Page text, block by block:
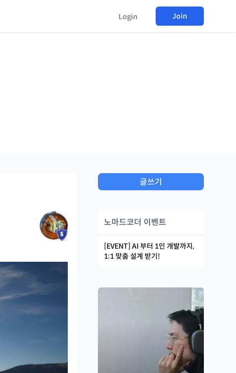
Login Join
글쓰기
노마드코더 이벤트
[EVENT] AI 부터 1인 개발까지,
1:1 맞춤 설계 받기!